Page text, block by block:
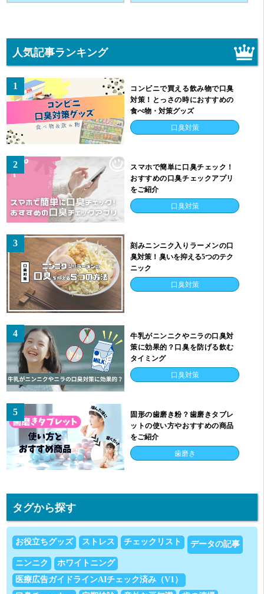
人気記事ランキング
1
コンビニで買える飲み物で口臭
対策！とっさの時におすすめの
食べ物・対策グッズ
口臭対策
2
スマホで簡単に口臭チェック！
おすすめの口臭チェックアプリ
をご紹介
口臭対策
3
刻みニンニク入りラーメンの口
臭対策！臭いを抑える5つのテク
ニック
口臭対策
4
牛乳がニンニクやニラの口臭対
策に効果的？口臭を防げる飲む
タイミング
口臭対策
5
固形の歯磨き粉？歯磨きタブレ
ットの使い方やおすすめの商品
をご紹介
歯磨き
タグから探す
お役立ちグッズ ストレス チェックリスト データの記事
ニンニク
ホワイトニング
医療広告ガイドラインAIチェック済み（V1）